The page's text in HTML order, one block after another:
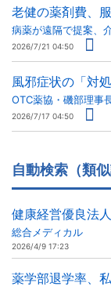
老健の薬剤費、
病薬が遠隔で提案、
2026/7/21 04:50
風邪症状の「対
OTC薬協・磯部理事
2026/7/17 04:50
自動検索（類似
健康経営優良法
総合メディカル
2026/4/9 17:23
薬学部退学率、